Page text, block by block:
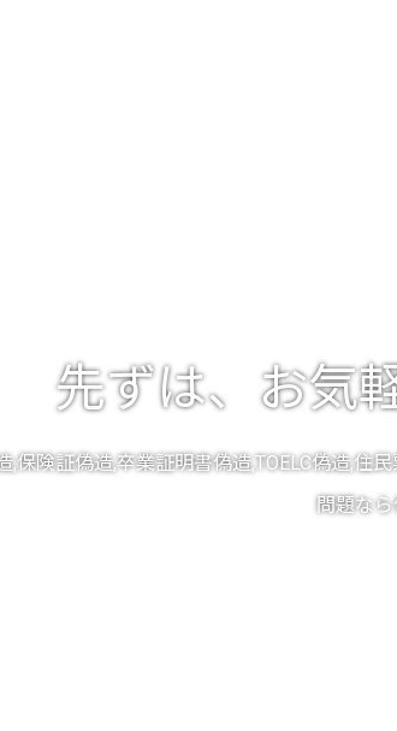
先ずは、お気
,保険証偽造,卒業証明書偽造,TOELC偽造,住
問題な